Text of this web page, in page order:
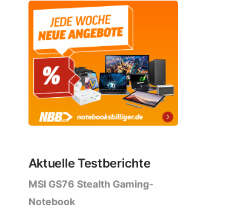
Aktuelle Testberichte
MSI GS76 Stealth Gaming-
Notebook